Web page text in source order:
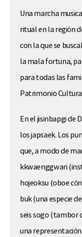
Una marcha
ritual en la región
con la que se
la mala fortuna,
para todas las
Patrimonio
En el jisinbapgi de
los japsaek. Los
que, a modo de
kkwaenggwari
hojeoksu (oboe
buk (una especie
seis sogo (tambor
una